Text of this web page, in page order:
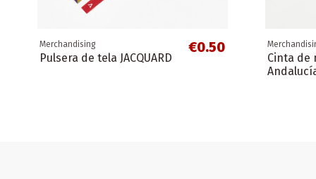
Merchandising
Pulsera de tela JACQUARD
€0.50
Cinta de